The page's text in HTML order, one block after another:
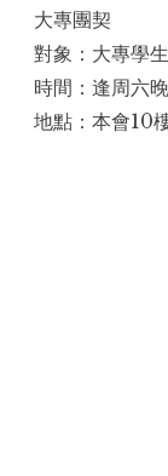
大專團契
對象：大專學生
時間：逢周六
地點：本會10